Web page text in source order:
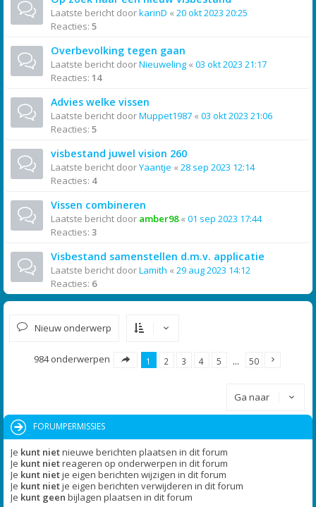
Laatste bericht doorkarinD « 20 okt 2023 20:25
Reacties: 5
Overbevolking tegen gaan
Laatste bericht doorNieuweling « 03 okt 2023 21:17
Reacties: 14
Advies welke vissen
Laatste bericht doorMuppet1987 « 03 okt 2023 21:06
Reacties: 5
visbestand juwel vision 260
Laatste bericht doorYaantje « 28 sep 2023 12:14
Reacties: 4
Vissen combineren
Laatste bericht door amber98« 01 sep 2023 17:44
Reacties: 3
Visbestand samenstellen d.m.v. applicatie
Laatste bericht doorLamith « 29 aug 2023 14:12
Reacties: 6
Nieuw onderwerp
984 onderwerpen 1 2 3 4 5 … 50
Ga naar
FORUMPERMISSIES
Je kunt nietnieuwe berichten plaatsen in dit forum
Je kunt nietreageren op onderwerpen in dit forum
Je kunt nietje eigen berichten wijzigen in dit forum
Je kunt nietje eigen berichten verwijderen in dit forum
Je kunt geen bijlagen plaatsen in dit forum